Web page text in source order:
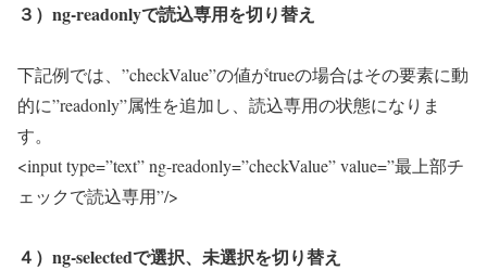
３）ng-readonlyで読込専用を切り替え
下記例では、”checkValue”の値がtrueの場合はその要素に動
的に”readonly”属性を追加し、読込専用の状態になりま
す。
<input type=”text” ng-readonly=”checkValue” value=”最上部チ
ェックで読込専用”/>
４）ng-selectedで選択、未選択を切り替え